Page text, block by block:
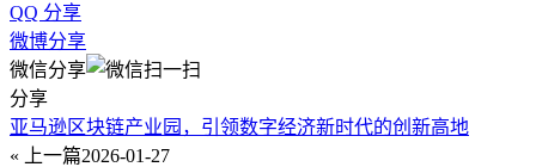
QQ 分享
微博分享
微信分享
分享
亚马逊区块链产业园，引领数字经济新时代的创新高地
« 上一篇2026-01-27